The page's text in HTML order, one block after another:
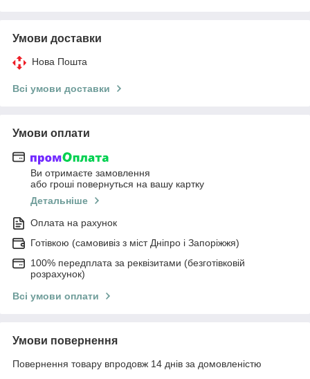
Умови доставки
Нова Пошта
Всі умови доставки
Умови оплати
Ви отримаєте замовлення
або гроші повернуться на вашу картку
Детальніше
Оплата на рахунок
Готівкою (самовивіз з міст Дніпро і Запоріжжя)
100% передплата за реквізитами (безготівковій
розрахунок)
Всі умови оплати
Умови повернення
Повернення товару впродовж 14 днів за домовленістю